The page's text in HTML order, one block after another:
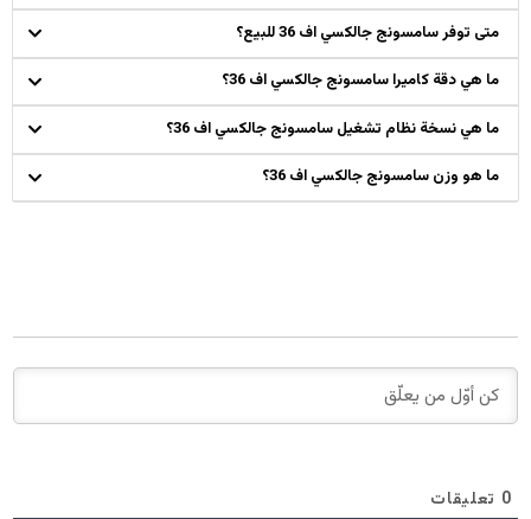
متى توفر سامسونج جالكسي اف 36 للبيع؟
ما هي دقة كاميرا سامسونج جالكسي اف 36؟
ما هي نسخة نظام تشغيل سامسونج جالكسي اف 36؟
ما هو وزن سامسونج جالكسي اف 36؟
0 تعليقات